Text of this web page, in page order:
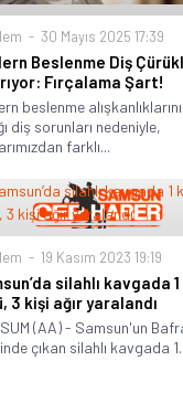
30 Mayıs 2025 17:39
Beslenme Diş
Fırçalama Şart!
beslenme
diş sorunları nedeniyle,
farklı...
19 Kasım 2023 19:19
silahlı kavgada
3 kişi ağır yaralandı
(AA) - Samsun'un
çıkan silahlı kavgada